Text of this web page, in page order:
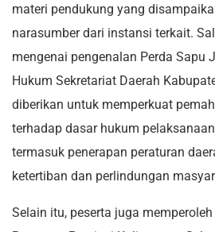
materi pendukung yang
narasumber dari instansi terkait.
mengenai pengenalan Perda Sapu
Hukum Sekretariat Daerah
diberikan untuk memperkuat
terhadap dasar hukum
termasuk penerapan peraturan
ketertiban dan perlindungan
Selain itu, peserta juga